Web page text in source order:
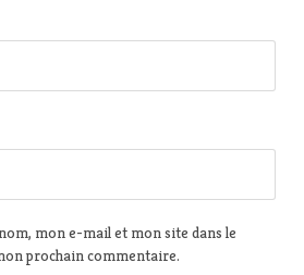
mon e-mail et mon site dans le
prochain commentaire.